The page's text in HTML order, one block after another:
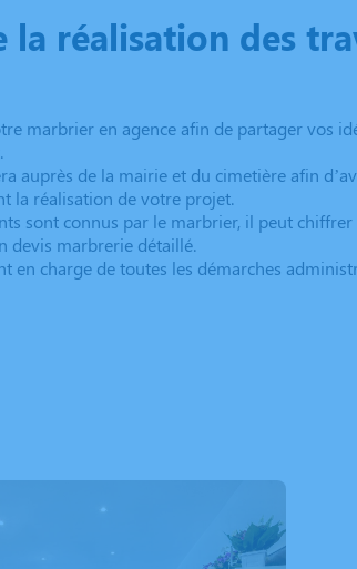
la réalisation des
marbrier en agence afin de partager vos
auprès de la mairie et du cimetière afin
la réalisation de votre projet.
sont connus par le marbrier, il peut
devis marbrerie détaillé.
en charge de toutes les démarches